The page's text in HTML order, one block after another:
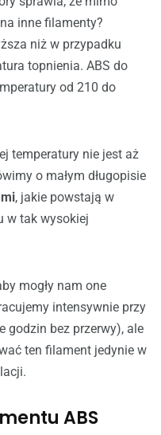
inne filamenty?
niż w przypadku
topnienia. ABS do
od 210 do
temperatury nie jest aż
o małym długopisie
, jakie powstają w
w tak wysokiej
mogły nam one
intensywnie przy
godzin bez przerwy), ale
ten filament jedynie w
ABS